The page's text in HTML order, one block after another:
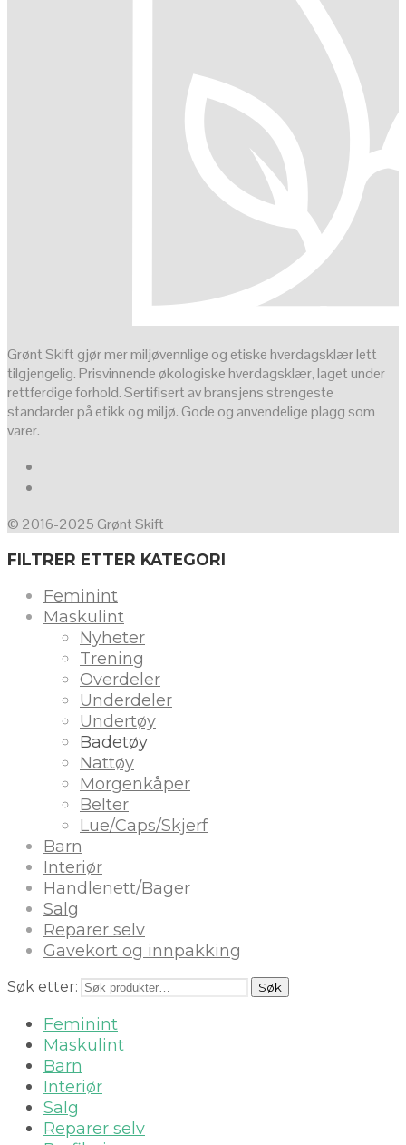
Grønt Skift gjør mer miljøvennlige og etiske hverdagsklær lett
tilgjengelig. Prisvinnende økologiske hverdagsklær, laget under
rettferdige forhold. Sertifisert av bransjens strengeste
standarder på etikk og miljø. Gode og anvendelige plagg som
varer.
© 2016-2025 Grønt Skift
FILTRER ETTER KATEGORI
Feminint
Maskulint
Nyheter
Trening
Overdeler
Underdeler
Undertøy
Badetøy
Nattøy
Morgenkåper
Belter
Lue/Caps/Skjerf
Barn
Interiør
Handlenett/Bager
Salg
Reparer selv
Gavekort og innpakking
Søk etter: Søk
Feminint
Maskulint
Barn
Interiør
Salg
Reparer selv